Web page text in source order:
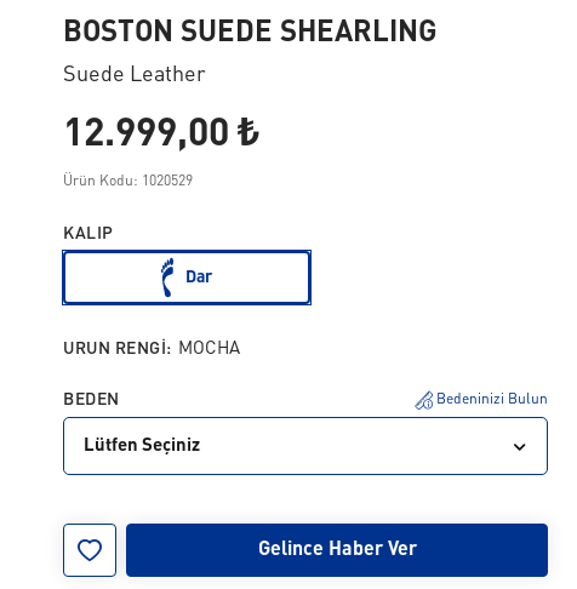
BOSTON SUEDE SHEARLING
Suede Leather
12.999,00 ₺
Ürün Kodu: 1020529
KALIP
Dar
URUN RENGI: MOCHA
BEDEN Bedeninizi Bulun
Lütfen Seçiniz
43
Gelince Haber Ver